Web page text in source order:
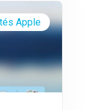
Apple